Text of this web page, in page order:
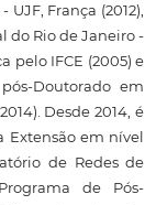
França (2012),
do Rio de Janeiro -
pelo IFCE (2005) e
Doutorado em
Desde 2014, é
Extensão em nível
de Redes de
de Pós-